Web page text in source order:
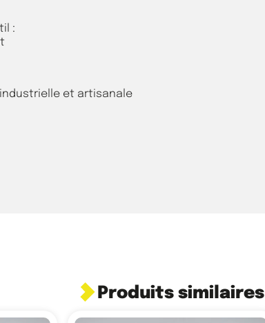
:
et artisanale
Produits similaires